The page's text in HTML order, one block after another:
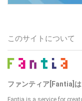
このサイトについて
ファンティア[Fantia]